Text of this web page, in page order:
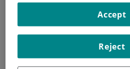
Reject
Accept